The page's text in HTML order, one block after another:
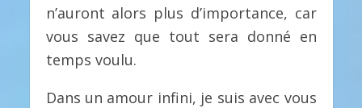
n’auront alors plus d’importance, car
vous savez que tout sera donné en
temps voulu.
Dans un amour infini, je suis avec vous